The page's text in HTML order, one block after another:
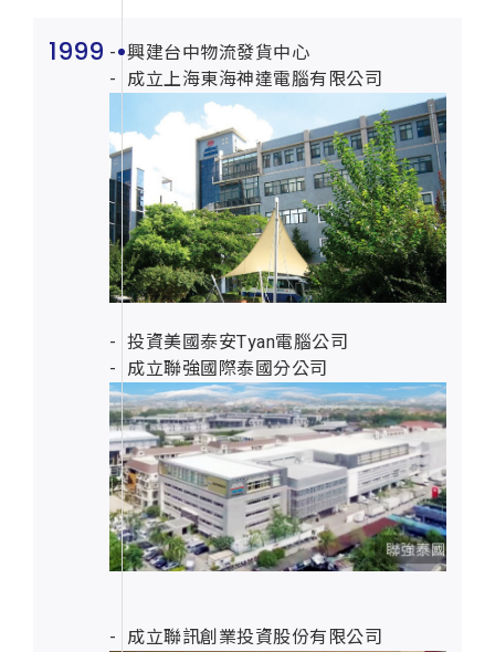
1999
興建台中物流發貨中心
成立上海東海神達電腦有限公司
投資美國泰安Tyan電腦公司
成立聯強國際泰國分公司
成立聯訊創業投資股份有限公司